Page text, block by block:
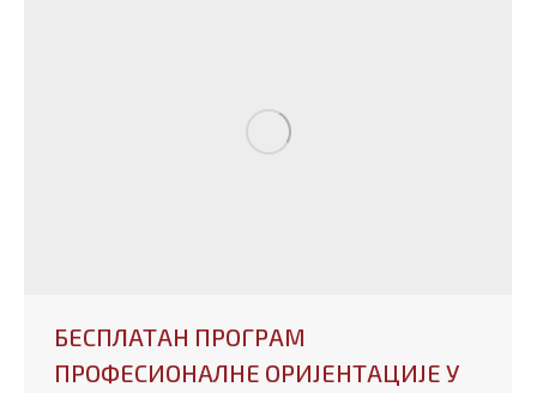
БЕСПЛАТАН ПРОГРАМ
ПРОФЕСИОНАЛНЕ ОРИЈЕНТАЦИЈЕ У